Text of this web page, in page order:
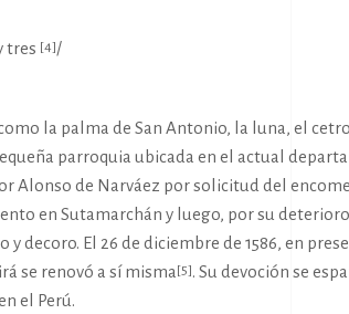
tres [4]/
la palma de San Antonio, la luna, el
parroquia ubicada en el actual
Alonso de Narváez por solicitud del
en Sutamarchán y luego, por su
decoro. El 26 de diciembre de 1586, en
se renovó a sí misma [5]. Su devoción se
el Perú.